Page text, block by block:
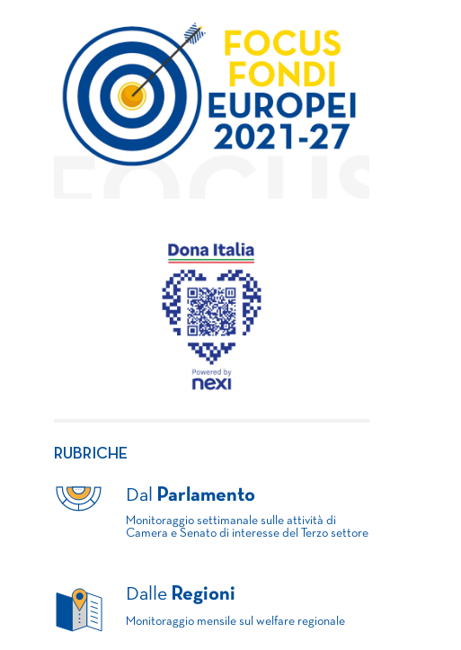
RUBRICHE
Dal Parlamento
Monitoraggio settimanale sulle attività di
Camera e Senato di interesse del Terzo settore
Dalle Regioni
Monitoraggio mensile sul welfare regionale